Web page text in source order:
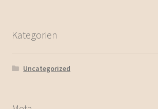
Kategorien
Uncategorized